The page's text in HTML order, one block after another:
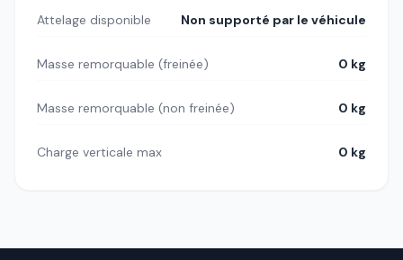
Attelage disponible Non supporté par le véhicule
Masse remorquable (freinée) 0 kg
Masse remorquable (non freinée) 0 kg
Charge verticale max 0 kg